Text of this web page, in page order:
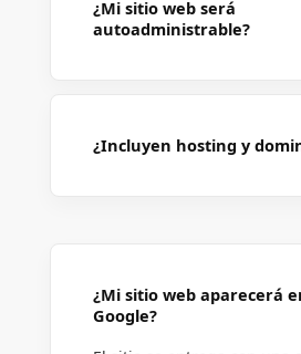
¿Mi sitio web será
autoadministrable?
¿Incluyen hosting y
¿Mi sitio web aparecerá
Google?